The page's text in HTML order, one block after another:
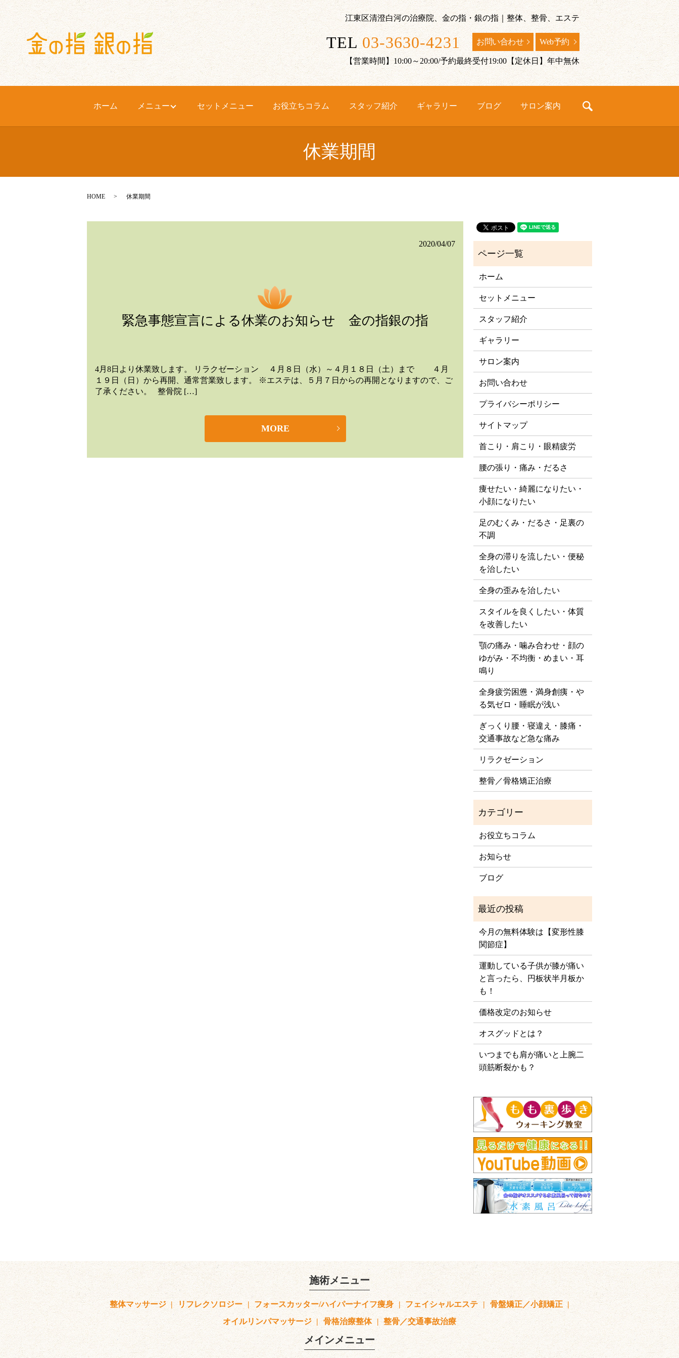
江東区清澄白河の治療院、金の指・銀の指｜整体、整骨、エステ
TEL03-3630-4231 お問い合わせ Web予約
【営業時間】10:00～20:00/予約最終受付19:00【定休日】年中無休
ホーム メニュー セットメニュー お役立ちコラム スタッフ紹介 ギャラリー ブログ サロン案内
休業期間
HOME 休業期間
2020/04/07
緊急事態宣言による休業のお知らせ 金の指銀の指
4月8日より休業致します。 リラクゼーション ４月８日（水）～４月１８日（土）まで ４月
１９日（日）から再開、通常営業致します。 ※エステは、５月７日からの再開となりますので、ご
了承ください。 整骨院 […]
MORE
ホーム
セットメニュー
スタッフ紹介
ギャラリー
サロン案内
お問い合わせ
プライバシーポリシー
サイトマップ
首こり・肩こり・眼精疲労
腰の張り・痛み・だるさ
痩せたい・綺麗になりたい・
小顔になりたい
足のむくみ・だるさ・足裏の
不調
全身の滞りを流したい・便秘
を治したい
全身の歪みを治したい
スタイルを良くしたい・体質
を改善したい
顎の痛み・噛み合わせ・顔の
ゆがみ・不均衡・めまい・耳
鳴り
全身疲労困憊・満身創痍・や
る気ゼロ・睡眠が浅い
ぎっくり腰・寝違え・膝痛・
交通事故など急な痛み
リラクゼーション
整骨／骨格矯正治療
お役立ちコラム
お知らせ
ブログ
今月の無料体験は【変形性膝
関節症】
運動している子供が膝が痛い
と言ったら、円板状半月板か
も！
価格改定のお知らせ
オスグッドとは？
いつまでも肩が痛いと上腕二
頭筋断裂かも？
施術メニュー
整体マッサージ リフレクソロジー フォースカッター/ハイパーナイフ痩身 フェイシャルエステ
骨盤矯正／小顔矯正
オイルリンパマッサージ
骨格治療整体 整骨／交通事故治療
メインメニュー